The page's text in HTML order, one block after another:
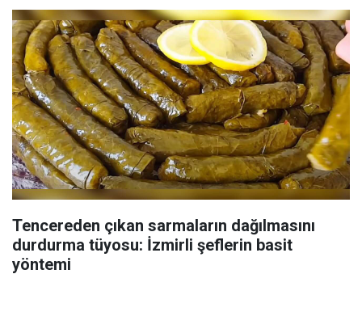
Tencereden çıkan sarmaların dağılmasını
durdurma tüyosu: İzmirli şeflerin basit
yöntemi